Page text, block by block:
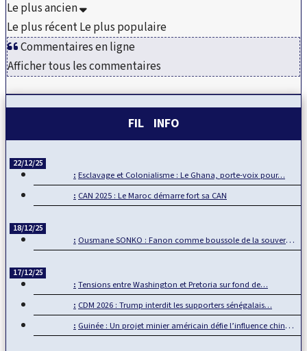
Le plus ancien
Le plus récentLe plus populaire
Commentaires en ligne
Afficher tous les commentaires
FIL INFO
22/12/25
Esclavage et Colonialisme : Le Ghana, porte-voix pour…
CAN 2025 : Le Maroc démarre fort sa CAN
18/12/25
Ousmane SONKO : Fanon comme boussole de la souveraineté…
17/12/25
Tensions entre Washington et Pretoria sur fond de…
CDM 2026 : Trump interdit les supporters sénégalais…
Guinée : Un projet minier américain défie l’influence chinoise